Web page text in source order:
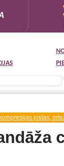
jostas,